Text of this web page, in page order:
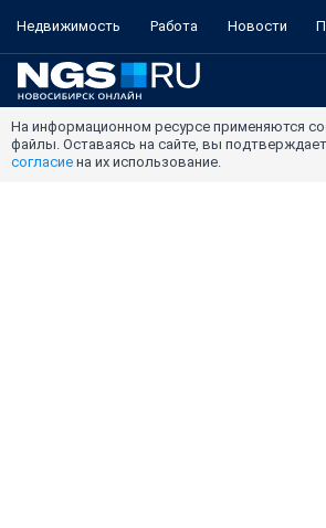
Недвижимость Работа Новости
На информационном ресурсе применяются
файлы. Оставаясь на сайте, вы
согласие на их использование.